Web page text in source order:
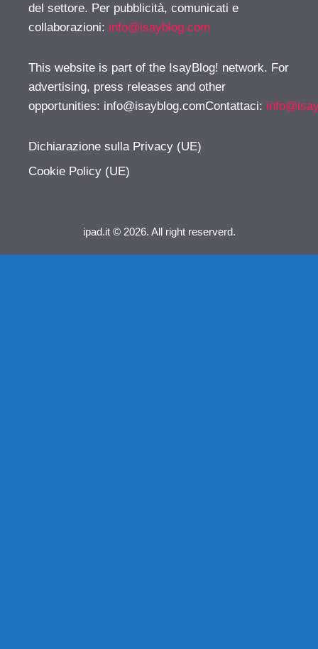
del settore. Per pubblicità, comunicati e
collaborazioni: info@isayblog.com
This website is part of the IsayBlog! network. For
advertising, press releases and other
opportunities: info@isayblog.comContattaci:
Dichiarazione sulla Privacy (UE)
Cookie Policy (UE)
ipad.it © 2026. All right reserverd.